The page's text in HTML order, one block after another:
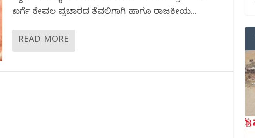
ಖರ್ಗೆ ಕೇವಲ ಪ್ರಚಾರದ ತೆವಲಿಗಾಗಿ ಹಾಗೂ ರಾಜಕೀಯ...
READ MORE